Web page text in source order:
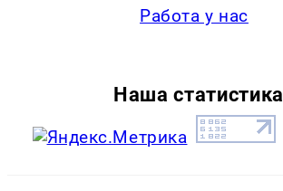
Работа у нас
Наша статистика